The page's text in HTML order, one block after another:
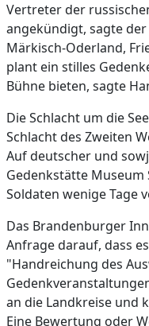
Vertreter der
angekündigt, sagte der
Märkisch-Oderland,
plant ein stilles
Bühne bieten, sagte
Die Schlacht um die
Schlacht des Zweiten
Auf deutscher und
Gedenkstätte Museum
Soldaten wenige Tage
Das Brandenburger
Anfrage darauf, dass
"Handreichung des
an die Landkreise und
Eine Bewertung oder